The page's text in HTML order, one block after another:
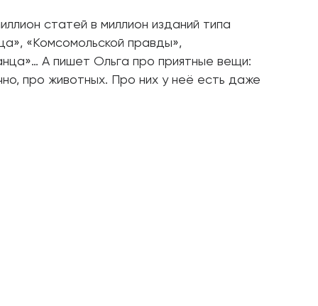
статей в миллион изданий типа
«Комсомольской правды»,
А пишет Ольга про приятные вещи:
про животных. Про них у неё есть даже